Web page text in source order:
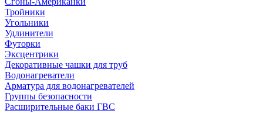
Тройники
Угольники
Удлинители
Футорки
Эксцентрики
Декоративные чашки для труб
Водонагреватели
Арматура для водонагревателей
Группы безопасности
Расширительные баки ГВС